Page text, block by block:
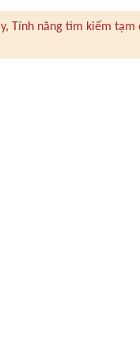
Tính năng tìm kiếm